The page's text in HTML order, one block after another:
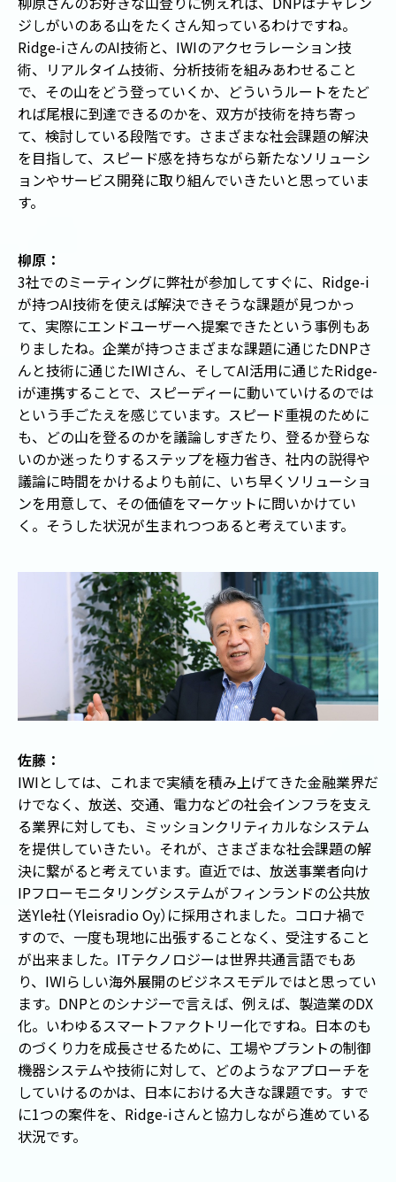
ジしがいのある山をたくさん知っているわけですね。
Ridge-iさんのAI技術と、IWIのアクセラレーション技
術、リアルタイム技術、分析技術を組みあわせること
で、その山をどう登っていくか、どういうルートをたど
れば尾根に到達できるのかを、双方が技術を持ち寄っ
て、検討している段階です。さまざまな社会課題の解決
を目指して、スピード感を持ちながら新たなソリューシ
ョンやサービス開発に取り組んでいきたいと思っていま
す。
柳原：
3社でのミーティングに弊社が参加してすぐに、Ridge-i
が持つAI技術を使えば解決できそうな課題が見つかっ
て、実際にエンドユーザーへ提案できたという事例もあ
りましたね。企業が持つさまざまな課題に通じたDNPさ
んと技術に通じたIWIさん、そしてAI活用に通じたRidge-
iが連携することで、スピーディーに動いていけるのでは
という手ごたえを感じています。スピード重視のために
も、どの山を登るのかを議論しすぎたり、登るか登らな
いのか迷ったりするステップを極力省き、社内の説得や
議論に時間をかけるよりも前に、いち早くソリューショ
ンを用意して、その価値をマーケットに問いかけてい
く。そうした状況が生まれつつあると考えています。
佐藤：
IWIとしては、これまで実績を積み上げてきた金融業界だ
けでなく、放送、交通、電力などの社会インフラを支え
る業界に対しても、ミッションクリティカルなシステム
を提供していきたい。それが、さまざまな社会課題の解
決に繋がると考えています。直近では、放送事業者向け
IPフローモニタリングシステムがフィンランドの公共放
送Yle社（Yleisradio Oy）に採用されました。コロナ禍で
すので、一度も現地に出張することなく、受注すること
が出来ました。ITテクノロジーは世界共通言語でもあ
り、IWIらしい海外展開のビジネスモデルではと思ってい
ます。DNPとのシナジーで言えば、例えば、製造業のDX
化。いわゆるスマートファクトリー化ですね。日本のも
のづくり力を成長させるために、工場やプラントの制御
機器システムや技術に対して、どのようなアプローチを
していけるのかは、日本における大きな課題です。すで
に1つの案件を、Ridge-iさんと協力しながら進めている
状況です。